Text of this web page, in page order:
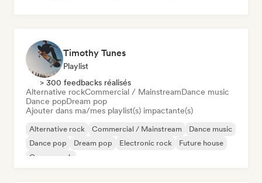
Timothy Tunes
Playlist
> 300 feedbacks réalisés
Alternative rockCommercial / MainstreamDance music
Dance popDream pop
Ajouter dans ma/mes playlist(s) impactante(s)
Alternative rock Commercial / Mainstream
Dance music
Dance pop
Dream pop Electronic rock
Future house
Garage rock